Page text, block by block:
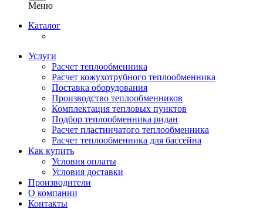
Меню
Каталог
Услуги
Расчет теплообменника
Расчет кожухотрубного теплообменника
Поставка оборудования
Производство теплообменников
Комплектация тепловых пунктов
Подбор теплообменника ридан
Расчет пластинчатого теплообменника
Расчет теплообменника для бассейна
Как купить
Условия оплаты
Условия доставки
Производители
О компании
Контакты